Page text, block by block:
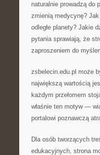
naturalnie prowadzą do
zmienią medycynę?
odległe planety? Jakie
pytania sprawiają, że
zaproszeniem do
zsbelecin.edu.pl może
największą wartością
każdym przełomem
właśnie ten motyw —
portalowi poznawczą
Dla osób tworzących
edukacyjnych, strona